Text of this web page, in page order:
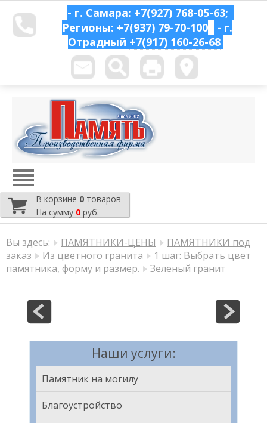
- г. Самара: +7(927) 768-05-63;
Регионы: +7(937) 79-70-100
- г.
Отрадный +7(917) 160-26-68
В корзине 0 товаров
На сумму 0 руб.
Вы здесь: ПАМЯТНИКИ-ЦЕНЫ
ПАМЯТНИКИ под
заказ
Из цветного гранита
1 шаг: Выбрать цвет
памятника, форму и размер.
Зеленый гранит
Наши услуги:
Памятник на могилу
Благоустройство